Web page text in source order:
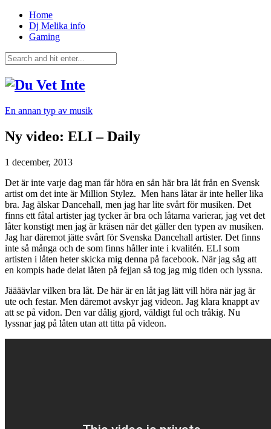
Home
Dj Melika info
Gaming
En annan typ av musik
Ny video: ELI – Daily
1 december, 2013
Det är inte varje dag man får höra en sån här bra låt från en Svensk
artist om det inte är Million Stylez. Men hans låtar är inte heller lika
bra. Jag älskar Dancehall, men jag har lite svårt för musiken. Det
finns ett fåtal artister jag tycker är bra och låtarna varierar, jag vet det
låter konstigt men jag är kräsen när det gäller den typen av musiken.
Jag har däremot jätte svårt för Svenska Dancehall artister. Det finns
inte så många och de som finns håller inte i kvalitén. ELI som
artisten i låten heter skicka mig denna på facebook. När jag såg att
en kompis hade delat låten på fejjan så tog jag mig tiden och lyssna.
Jäääävlar vilken bra låt. De här är en låt jag lätt vill höra när jag är
ute och festar. Men däremot avskyr jag videon. Jag klara knappt av
att se på vidon. Den var dålig gjord, väldigt ful och tråkig. Nu
lyssnar jag på låten utan att titta på videon.